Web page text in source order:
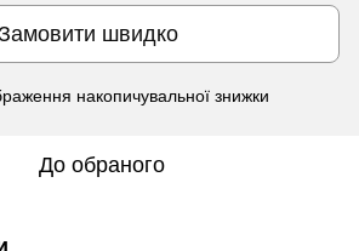
швидко
накопичувальної знижки
До обраного